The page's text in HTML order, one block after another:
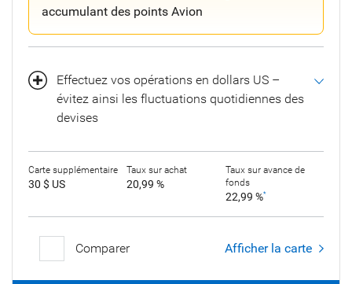
accumulant des points Avion
Effectuez vos opérations en dollars US –
évitez ainsi les fluctuations quotidiennes des
devises
Carte supplémentaire
30 $ US
Taux sur achat
20,99 %
Taux sur avance de
fonds
22,99 %*
Comparer Afficher la carte